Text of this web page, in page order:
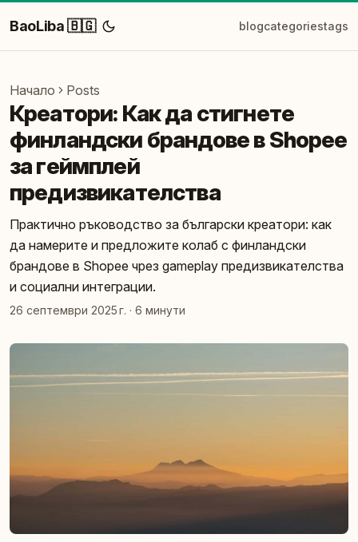
BaoLiba 🇧🇬 blogcategoriestags
Начало Posts
Креатори: Как да стигнете
финландски брандове в Shopee
за геймплей
предизвикателства
Практично ръководство за български креатори: как
да намерите и предложите колаб с финландски
брандове в Shopee чрез gameplay предизвикателства
и социални интеграции.
26 септември 2025 г. · 6 минути